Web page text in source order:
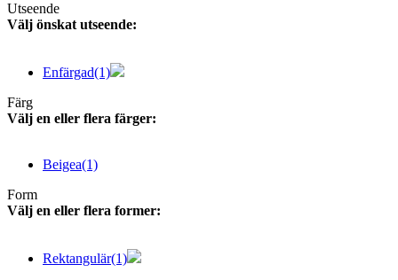
Utseende
Välj önskat utseende:
Enfärgad(1)
Färg
Välj en eller flera färger:
Beigea(1)
Form
Välj en eller flera former:
Rektangulär(1)